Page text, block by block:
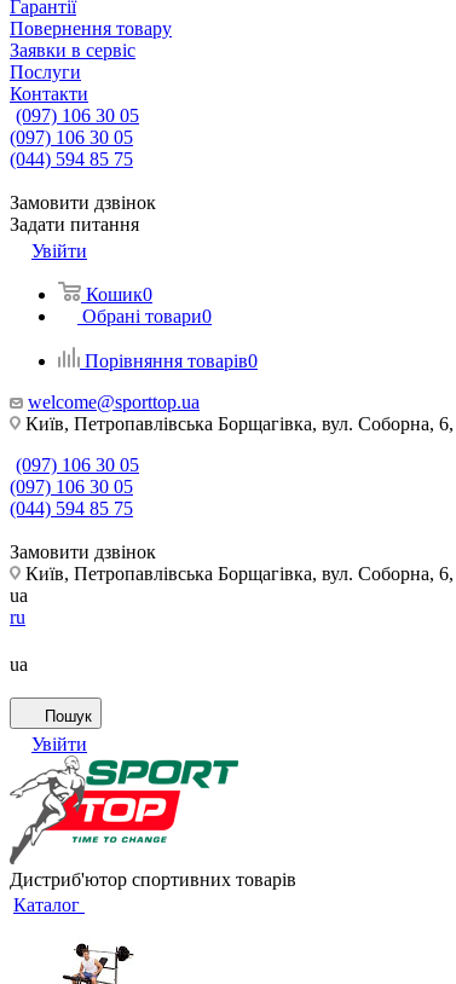
Гарантії
Повернення товару
Заявки в сервіс
Послуги
Контакти
(097) 106 30 05
(097) 106 30 05
(044) 594 85 75
Замовити дзвінок
Задати питання
Увійти
Кошик0
Обрані товари0
Порівняння товарів0
welcome@sporttop.ua
Київ, Петропавлівська Борщагівка, вул. Соборна,
(097) 106 30 05
(097) 106 30 05
(044) 594 85 75
Замовити дзвінок
Київ, Петропавлівська Борщагівка, вул. Соборна,
ua
ru
ua
Пошук
Увійти
Дистриб'ютор спортивних товарів
Каталог